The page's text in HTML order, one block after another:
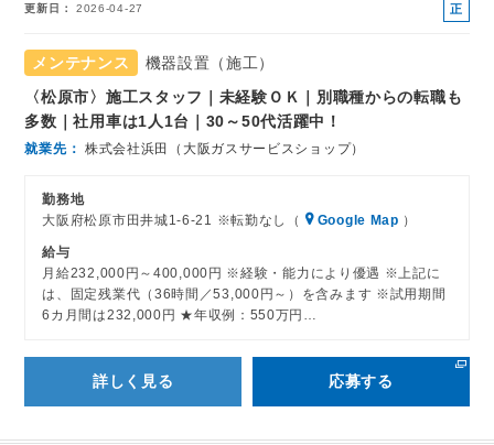
更新日 2026-04-27
正
メンテナンス
機器設置（施工）
〈松原市〉施工スタッフ｜未経験ＯＫ｜別職種からの転職も
多数｜社用車は1人1台｜30～50代活躍中！
就業先 株式会社浜田（大阪ガスサービスショップ）
勤務地
大阪府松原市田井城1-6-21 ※転勤なし（
Google Map ）
給与
月給232,000円～400,000円 ※経験・能力により優遇 ※上記に
は、固定残業代（36時間／53,000円～）を含みます ※試用期間
6カ月間は232,000円 ★年収例：550万円…
詳しく見る 応募する